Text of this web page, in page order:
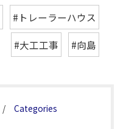
#トレーラーハウス
#大工工事 #向島
Categories